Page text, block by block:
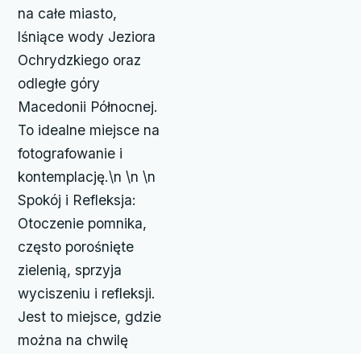
na całe miasto,
lśniące wody Jeziora
Ochrydzkiego oraz
odległe góry
Macedonii Północnej.
To idealne miejsce na
fotografowanie i
kontemplację.\n \n \n
Spokój i Refleksja:
Otoczenie pomnika,
często porośnięte
zielenią, sprzyja
wyciszeniu i refleksji.
Jest to miejsce, gdzie
można na chwilę